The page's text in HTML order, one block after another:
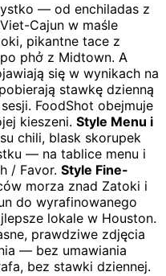
— od enchiladas z
Cajun w maśle
pikantne tace z
phở z Midtown. A
się w wynikach na
stawkę dzienną
FoodShot obejmuje
kieszeni. Style Menu i
chili, blask skorupek
— na tablice menu i
/ Favor. Style Fine-
morza znad Zatoki i
do wyrafinowanego
lokale w Houston.
prawdziwe zdjęcia
— bez umawiania
bez stawki dziennej.